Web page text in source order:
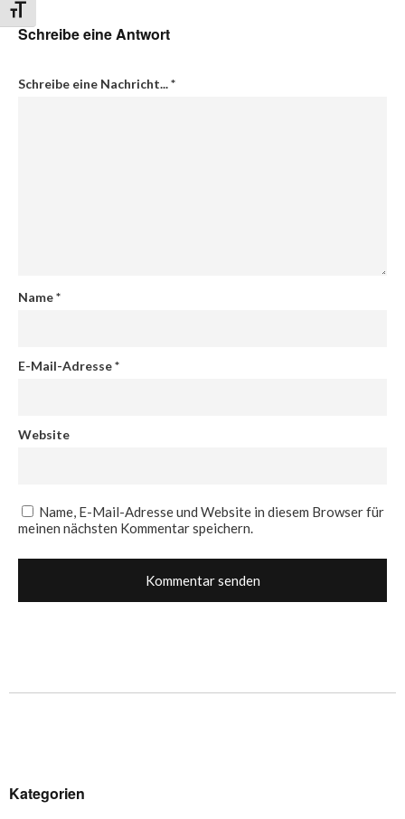
Schrift vergrößern
Schreibe eine Antwort
Schreibe eine Nachricht...*
Name*
E-Mail-Adresse*
Website
Name, E-Mail-Adresse und Website in diesem Browser für
meinen nächsten Kommentar speichern.
Kategorien